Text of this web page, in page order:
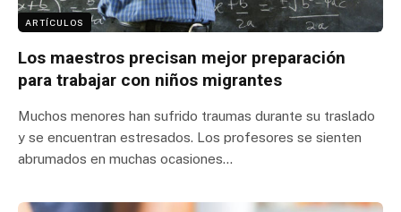
ARTÍCULOS
Los maestros precisan mejor preparación
para trabajar con niños migrantes
Muchos menores han sufrido traumas durante su traslado
y se encuentran estresados. Los profesores se sienten
abrumados en muchas ocasiones…